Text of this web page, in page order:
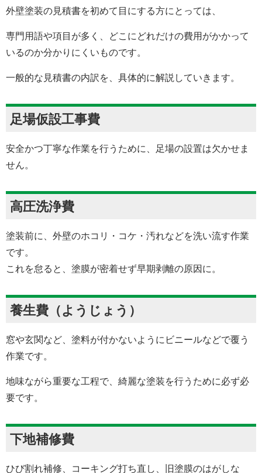
外壁塗装の見積書を初めて目にする方にとっては、
専門用語や項目が多く、どこにどれだけの費用がかかって
いるのか分かりにくいものです。
一般的な見積書の内訳を、具体的に解説していきます。
足場仮設工事費
安全かつ丁寧な作業を行うために、足場の設置は欠かせま
せん。
高圧洗浄費
塗装前に、外壁のホコリ・コケ・汚れなどを洗い流す作業
です。
これを怠ると、塗膜が密着せず早期剥離の原因に。
養生費（ようじょう）
窓や玄関など、塗料が付かないようにビニールなどで覆う
作業です。
地味ながら重要な工程で、綺麗な塗装を行うために必ず必
要です。
下地補修費
ひび割れ補修、コーキング打ち直し、旧塗膜のはがしな